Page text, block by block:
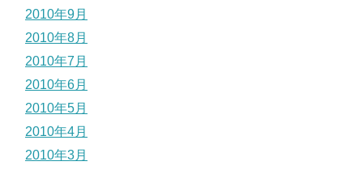
2010年9月
2010年8月
2010年7月
2010年6月
2010年5月
2010年4月
2010年3月